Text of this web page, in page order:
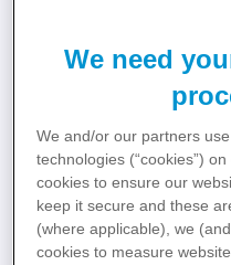
Inflectra
We need
We and/or our partners
technologies (“cookies”)
cookies to ensure our
keep it secure and these
(where applicable), we
cookies to measure